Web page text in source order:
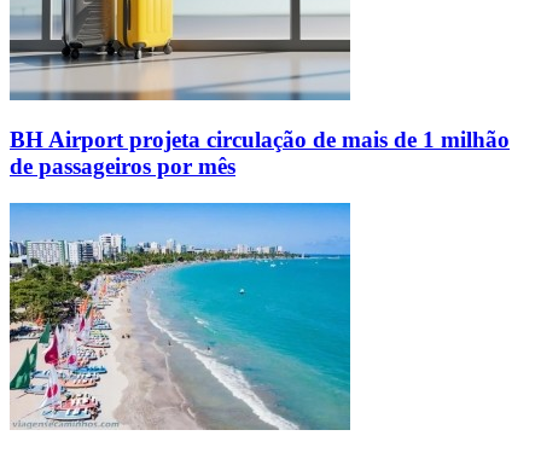
BH Airport projeta circulação de mais de 1 milhão
de passageiros por mês